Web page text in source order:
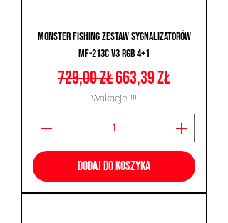
Monster Fishing Zestaw Sygnalizatorów
MF-213C V3 RGB 4+1
Regularna cena
729,00 złCena rabatowa
663,39 zł
Wakacje !!!
Dodaj do koszyka